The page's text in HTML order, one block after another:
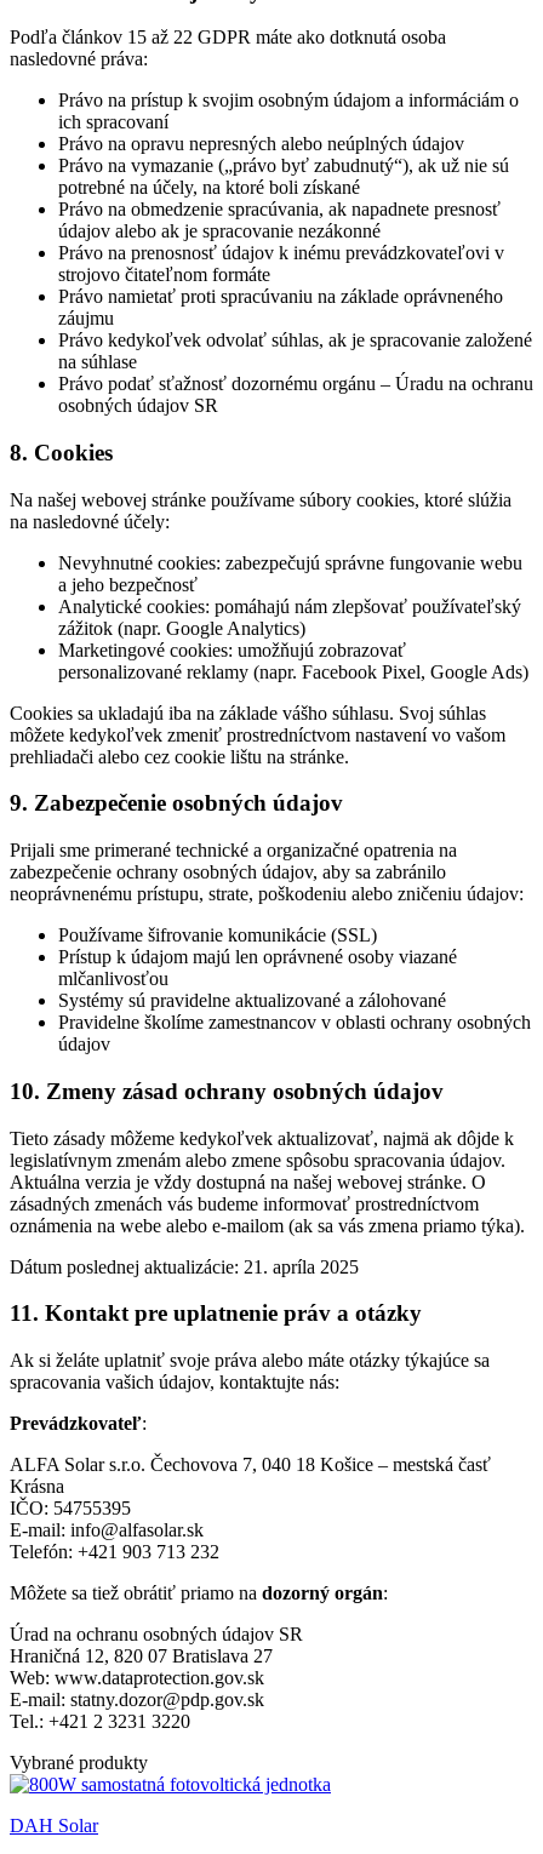
Podľa článkov 15 až 22 GDPR máte ako dotknutá osoba
nasledovné práva:
Právo na prístup k svojim osobným údajom a informáciám o
ich spracovaní
Právo na opravu nepresných alebo neúplných údajov
Právo na vymazanie („právo byť zabudnutý“), ak už nie sú
potrebné na účely, na ktoré boli získané
Právo na obmedzenie spracúvania, ak napadnete presnosť
údajov alebo ak je spracovanie nezákonné
Právo na prenosnosť údajov k inému prevádzkovateľovi v
strojovo čitateľnom formáte
Právo namietať proti spracúvaniu na základe oprávneného
záujmu
Právo kedykoľvek odvolať súhlas, ak je spracovanie založené
na súhlase
Právo podať sťažnosť dozornému orgánu – Úradu na ochranu
osobných údajov SR
8. Cookies
Na našej webovej stránke používame súbory cookies, ktoré slúžia
na nasledovné účely:
Nevyhnutné cookies: zabezpečujú správne fungovanie webu
a jeho bezpečnosť
Analytické cookies: pomáhajú nám zlepšovať používateľský
zážitok (napr. Google Analytics)
Marketingové cookies: umožňujú zobrazovať
personalizované reklamy (napr. Facebook Pixel, Google Ads)
Cookies sa ukladajú iba na základe vášho súhlasu. Svoj súhlas
môžete kedykoľvek zmeniť prostredníctvom nastavení vo vašom
prehliadači alebo cez cookie lištu na stránke.
9. Zabezpečenie osobných údajov
Prijali sme primerané technické a organizačné opatrenia na
zabezpečenie ochrany osobných údajov, aby sa zabránilo
neoprávnenému prístupu, strate, poškodeniu alebo zničeniu údajov:
Používame šifrovanie komunikácie (SSL)
Prístup k údajom majú len oprávnené osoby viazané
mlčanlivosťou
Systémy sú pravidelne aktualizované a zálohované
Pravidelne školíme zamestnancov v oblasti ochrany osobných
údajov
10. Zmeny zásad ochrany osobných údajov
Tieto zásady môžeme kedykoľvek aktualizovať, najmä ak dôjde k
legislatívnym zmenám alebo zmene spôsobu spracovania údajov.
Aktuálna verzia je vždy dostupná na našej webovej stránke. O
zásadných zmenách vás budeme informovať prostredníctvom
oznámenia na webe alebo e-mailom (ak sa vás zmena priamo týka).
Dátum poslednej aktualizácie: 21. apríla 2025
11. Kontakt pre uplatnenie práv a otázky
Ak si želáte uplatniť svoje práva alebo máte otázky týkajúce sa
spracovania vašich údajov, kontaktujte nás:
Prevádzkovateľ:
ALFA Solar s.r.o. Čechovova 7, 040 18 Košice – mestská časť
Krásna
IČO: 54755395
E-mail: info@alfasolar.sk
Telefón: +421 903 713 232
Môžete sa tiež obrátiť priamo na dozorný orgán:
Úrad na ochranu osobných údajov SR
Hraničná 12, 820 07 Bratislava 27
Web: www.dataprotection.gov.sk
E-mail: statny.dozor@pdp.gov.sk
Tel.: +421 2 3231 3220
Vybrané produkty
DAH Solar